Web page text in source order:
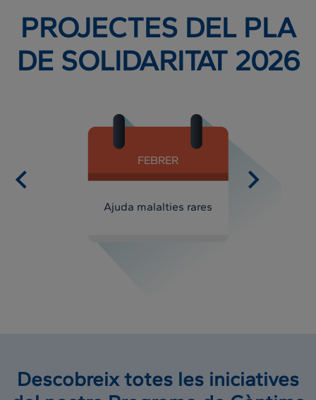
PROJECTES DEL PLA
DE SOLIDARITAT 2026
FEBRER
Ajuda malalties rares
Descobreix totes les iniciatives